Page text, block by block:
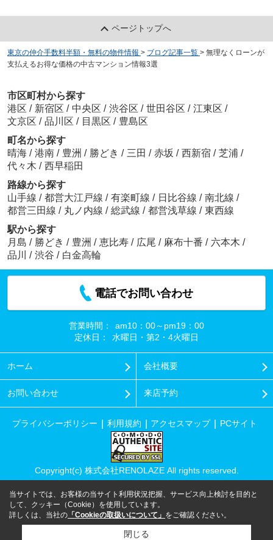
ページトップへ
東京の仲介手数料半額・無料の物件情報 > ブログ記事一覧 > 無理なくローンが
支払えるお得な価格の中古マンション情報3選
市区町村から探す
港区 / 新宿区 / 中央区 / 渋谷区 / 世田谷区 / 江東区 /
文京区 / 品川区 / 目黒区 / 豊島区
町名から探す
晴海 / 港南 / 豊洲 / 勝どき / 三田 / 赤坂 / 西新宿 / 芝浦 /
代々木 / 西早稲田
路線から探す
山手線 / 都営大江戸線 / 有楽町線 / 日比谷線 / 南北線 /
都営三田線 / 丸ノ内線 / 総武線 / 都営浅草線 / 東西線
駅から探す
月島 / 勝どき / 豊洲 / 恵比寿 / 広尾 / 麻布十番 / 六本木 /
品川
/ 渋谷 / 白金高輪
電話でお問い合わせ
営業時間：
am10：00～pm19：00
定休日：
水曜日・第2・4火曜日
ホーム 会社概要
お問い合わせ 来店予約
プライバシーポリシー 利用規約 アクセスマップ PCサイト
Copyright(c) 株式会社RENOLAZE All rights reserved.
当サイトでは、お客様の当サイト利用状況把握、サービス向上検討を目的と
して、クッキー（Cookie）を使用しています。
詳しくは、当社の 「Cookieの取扱いについて」 をご確認ください。
閉じる